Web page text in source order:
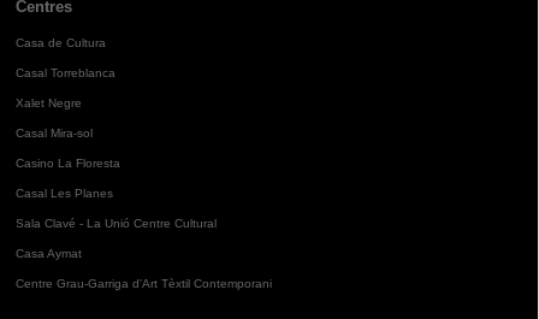
Centres
Casa de Cultura
Casal Torreblanca
Xalet Negre
Casal Mira-sol
Casino La Floresta
Casal Les Planes
Sala Clavé - La Unió Centre Cultural
Casa Aymat
Centre Grau-Garriga d'Art Tèxtil Contemporani